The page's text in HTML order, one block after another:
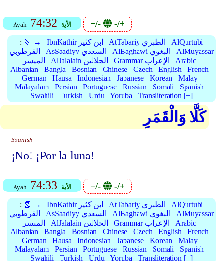
Ayah 74:32 الأية +/- -/+
: 📗 → IbnKathir ابن كثير AtTabariy الطبري
AlQurtubi
القرطوبي
AsSaadiyy السعدي AlBaghawi البغوي
AlMuyassar
الميسر
AlJalalain الجلالين Grammar الإعراب
Arabic
Albanian
Bangla Bosnian Chinese Czech English
French
German
Hausa Indonesian Japanese Korean
Malay
Malayalam
Persian Portuguese Russian Somali
Spanish
Swahili
Turkish Urdu Yoruba Transliteration [+]
كَلَّا وَالْقَمَرِ
Spanish
¡No! ¡Por la luna!
Ayah 74:33 الأية +/- -/+
: 📗 → IbnKathir ابن كثير AtTabariy الطبري
AlQurtubi
القرطوبي
AsSaadiyy السعدي AlBaghawi البغوي
AlMuyassar
الميسر
AlJalalain الجلالين Grammar الإعراب
Arabic
Albanian
Bangla Bosnian Chinese Czech English
French
German
Hausa Indonesian Japanese Korean
Malay
Malayalam
Persian Portuguese Russian Somali
Spanish
Swahili
Turkish Urdu Yoruba Transliteration [+]